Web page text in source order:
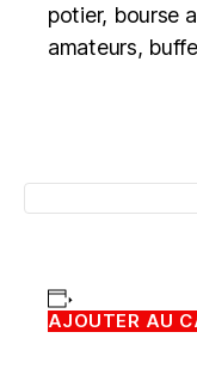
potier, bourse
amateurs,
AJOUTER AU